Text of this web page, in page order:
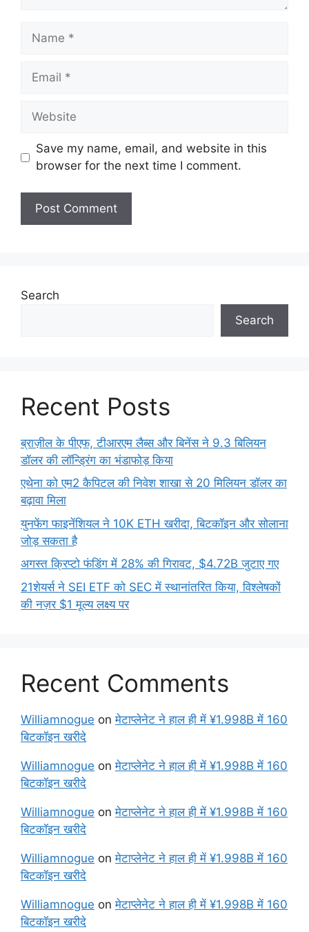
Name
Email
Website
Save my name, email, and website in this
browser for the next time I comment.
Search
Search
Recent Posts
ब्राज़ील के पीएफ, टीआरएम लैब्स और बिनेंस ने 9.3 बिलियन
डॉलर की लॉन्ड्रिंग का भंडाफोड़ किया
एथेना को एम2 कैपिटल की निवेश शाखा से 20 मिलियन डॉलर का
बढ़ावा मिला
युनफेंग फाइनेंशियल ने 10K ETH खरीदा, बिटकॉइन और सोलाना
जोड़ सकता है
अगस्त क्रिप्टो फंडिंग में 28% की गिरावट, $4.72B जुटाए गए
21शेयर्स ने SEI ETF को SEC में स्थानांतरित किया, विश्लेषकों
की नज़र $1 मूल्य लक्ष्य पर
Recent Comments
Williamnogue onमेटाप्लेनेट ने हाल ही में ¥1.998B में 160
बिटकॉइन खरीदे
Williamnogue onमेटाप्लेनेट ने हाल ही में ¥1.998B में 160
बिटकॉइन खरीदे
Williamnogue onमेटाप्लेनेट ने हाल ही में ¥1.998B में 160
बिटकॉइन खरीदे
Williamnogue onमेटाप्लेनेट ने हाल ही में ¥1.998B में 160
बिटकॉइन खरीदे
Williamnogue onमेटाप्लेनेट ने हाल ही में ¥1.998B में 160
बिटकॉइन खरीदे